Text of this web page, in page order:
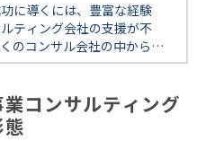
に導くには、豊富な経験
ティング会社の支援が不
のコンサル会社の中から自
ぶのは簡単ではありませ
コンサルティング